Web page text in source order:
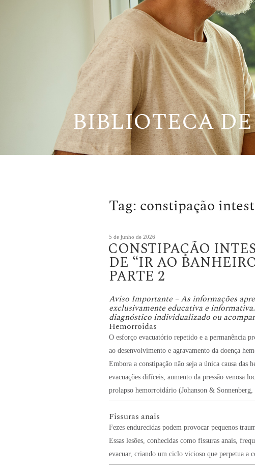
BIBLIOTECA
Tag: constipação
Publicado
em
5 de junho de 2026
CONSTIPAÇÃO
DE “IR AO
PARTE 2
Aviso Importante – As informações
exclusivamente educativa e
diagnóstico individualizado ou
Hemorroidas
O esforço evacuatório repetido e a permanência
ao desenvolvimento e agravamento da doença
Embora a constipação não seja a única causa das
evacuações difíceis, aumento da pressão venosa
prolapso hemorroidário (Johanson & Sonnenberg,
Fissuras anais
Fezes endurecidas podem provocar pequenos
Essas lesões, conhecidas como fissuras anais,
evacuar, criando um ciclo vicioso que perpetua a